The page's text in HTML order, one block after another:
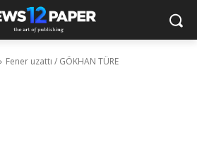
Fener uzattı / GÖKHAN TÜRE